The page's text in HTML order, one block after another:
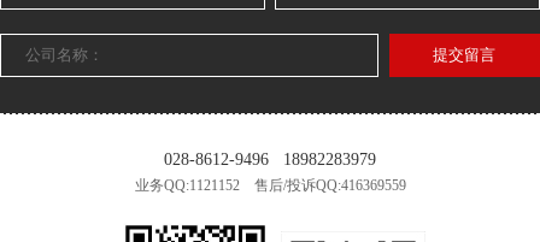
提交留言
028-8612-9496 18982283979
业务QQ:1121152 售后/投诉QQ:416369559